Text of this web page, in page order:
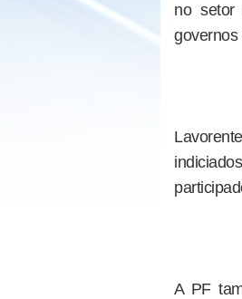
no setor
governos
A PF